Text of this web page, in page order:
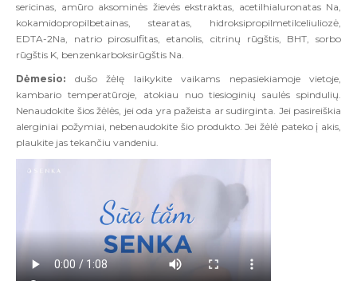
sericinas, amūro aksominės žievės ekstraktas, acetilhialuronatas Na,
kokamidopropilbetainas, stearatas, hidroksipropilmetilceliuliozė,
EDTA-2Na, natrio pirosulfitas, etanolis, citrinų rūgštis, BHT, sorbo
rūgštis K, benzenkarboksirūgštis Na.
Dėmesio: dušo žėlę laikykite vaikams nepasiekiamoje vietoje,
kambario temperatūroje, atokiau nuo tiesioginių saulės spindulių.
Nenaudokite šios žėlės, jei oda yra pažeista ar sudirginta. Jei pasireiškia
alerginiai požymiai, nebenaudokite šio produkto. Jei žėlė pateko į akis,
plaukite jas tekančiu vandeniu.